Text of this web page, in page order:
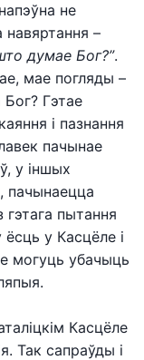
не
–
думае Бог?”.
мае погляды –
Гэтае
і пазнання
пачынае
у іншых
пачынаецца
пытання
ёсць у Касцёле і
могуць убачыць
Касцёле
Так сапраўды і